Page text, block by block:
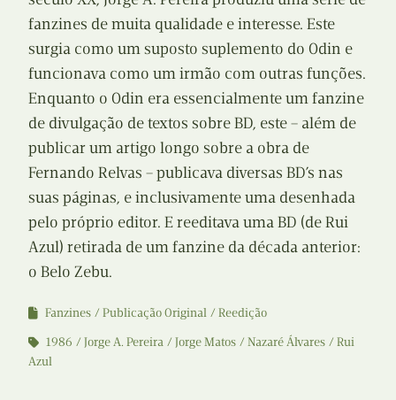
fanzines de muita qualidade e interesse. Este
surgia como um suposto suplemento do Odin e
funcionava como um irmão com outras funções.
Enquanto o Odin era essencialmente um fanzine
de divulgação de textos sobre BD, este – além de
publicar um artigo longo sobre a obra de
Fernando Relvas – publicava diversas BD’s nas
suas páginas, e inclusivamente uma desenhada
pelo próprio editor. E reeditava uma BD (de Rui
Azul) retirada de um fanzine da década anterior:
o Belo Zebu.
Fanzines Publicação Original
Reedição
1986
Jorge A. Pereira Jorge Matos Nazaré Álvares
Rui
Azul